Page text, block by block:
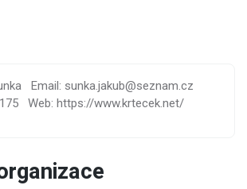
Email: sunka.jakub@seznam.cz
Web: https://www.krtecek.net/